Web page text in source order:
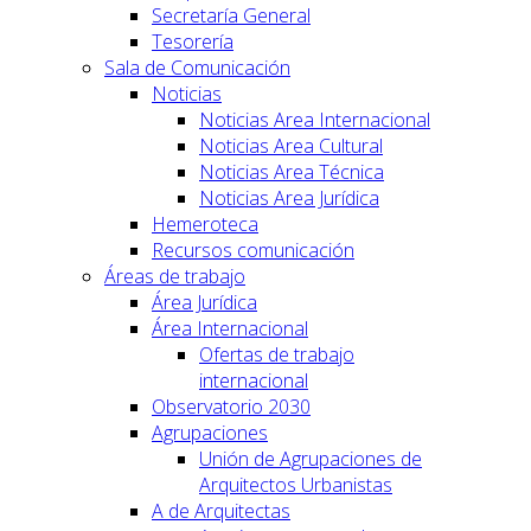
Secretaría General
Tesorería
Sala de Comunicación
Noticias
Noticias Area Internacional
Noticias Area Cultural
Noticias Area Técnica
Noticias Area Jurídica
Hemeroteca
Recursos comunicación
Áreas de trabajo
Área Jurídica
Área Internacional
Ofertas de trabajo
internacional
Observatorio 2030
Agrupaciones
Unión de Agrupaciones de
Arquitectos Urbanistas
A de Arquitectas